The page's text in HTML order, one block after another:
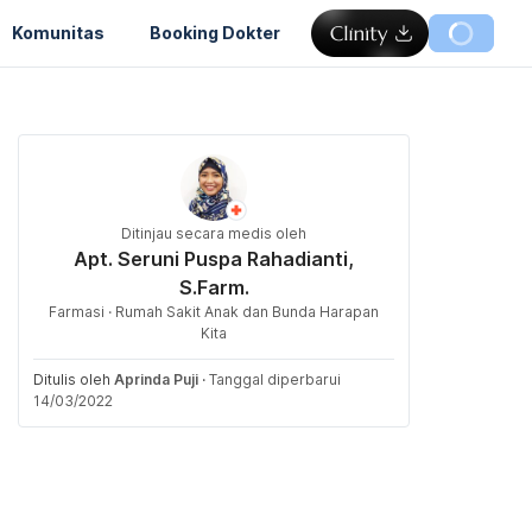
Komunitas Booking Dokter
Ditinjau secara medis oleh
Apt. Seruni Puspa Rahadianti,
S.Farm.
Farmasi · Rumah Sakit Anak dan Bunda Harapan
Kita
Ditulis oleh Aprinda Puji · Tanggal diperbarui
14/03/2022